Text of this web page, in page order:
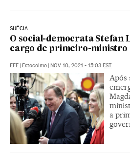
SUÉCIA
O social-democrata Stefan
cargo de primeiro-ministro
EFE Estocolmo NOV 10, 2021 - 15:03 EST
Após
a